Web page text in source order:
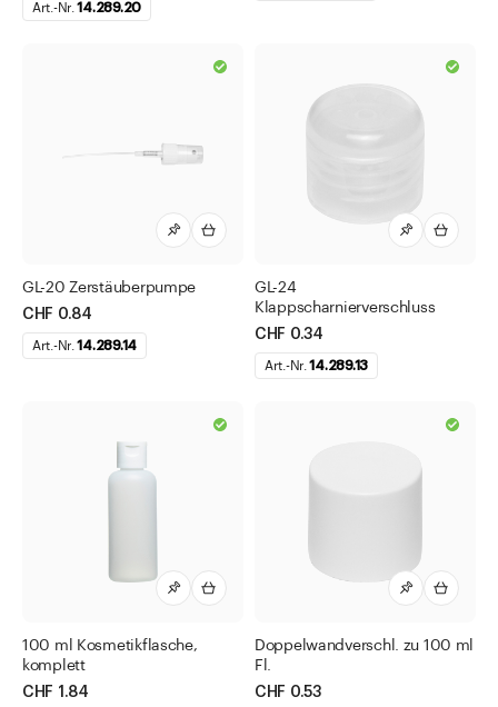
Art.-Nr.14.289.20
GL-20 Zerstäuberpumpe
CHF 0.84
Art.-Nr.14.289.14
GL-24
Klappscharnierverschluss
CHF 0.34
Art.-Nr.14.289.13
100 ml Kosmetikflasche,
komplett
CHF 1.84
Doppelwandverschl. zu 100 ml
Fl.
CHF 0.53